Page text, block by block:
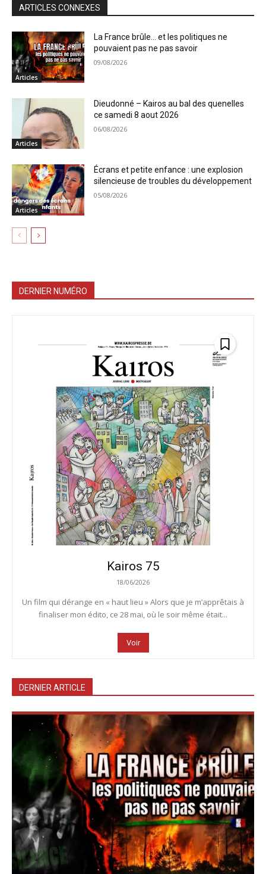
ARTICLES CONNEXES
Articles
La France brûle… et les politiques ne
pouvaient pas ne pas savoir
09/08/2026
Articles
Dieudonné – Kairos au bal des quenelles
ce samedi 8 aout 2026
06/08/2026
Articles
Écrans et petite enfance : une explosion
silencieuse de troubles du développement
05/08/2026
DERNIER NUMÉRO
Kairos 75
18/06/2026
Un film qui dérange en « haut lieu » Alors que je m’apprêtais à
finaliser mon édito, ce 28 mai, où le soir même était...
Voir
DERNIER ARTICLE